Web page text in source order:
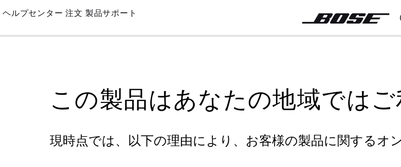
Skip
Main
ヘルプセンター 注文 製品サポート
この製品はあなたの地域では
現時点では、以下の理由により、お客様の製品に関するオ